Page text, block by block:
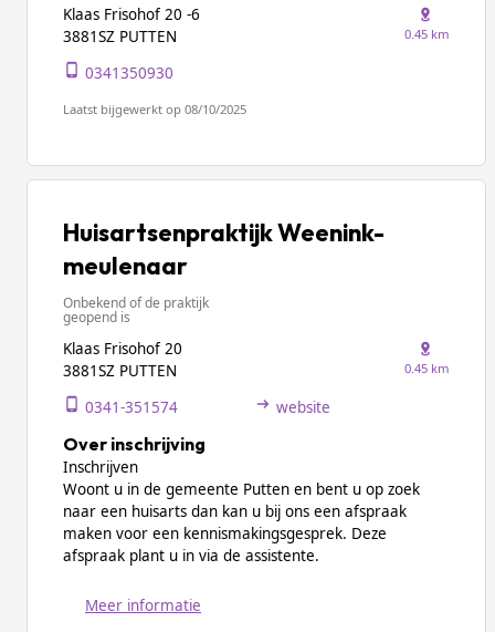
Klaas Frisohof 20 -6
3881SZ PUTTEN
0.45 km
0341350930
Laatst bijgewerkt op 08/10/2025
Huisartsenpraktijk Weenink-
meulenaar
Onbekend of de praktijk
geopend is
Klaas Frisohof 20
3881SZ PUTTEN
0.45 km
0341-351574 website
Over inschrijving
Inschrijven
Woont u in de gemeente Putten en bent u op zoek
naar een huisarts dan kan u bij ons een afspraak
maken voor een kennismakingsgesprek. Deze
afspraak plant u in via de assistente.
Meer informatie